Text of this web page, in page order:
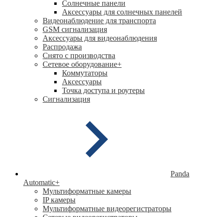
Солнечные панели
Аксессуары для солнечных панелей
Видеонаблюдение для транспорта
GSM сигнализация
Аксессуары для видеонаблюдения
Распродажа
Снято с производства
Сетевое оборудование+
Коммутаторы
Аксессуары
Точка доступа и роутеры
Сигнализация
Panda
Automatic+
Мультиформатные камеры
IP камеры
Мультиформатные видеорегистраторы